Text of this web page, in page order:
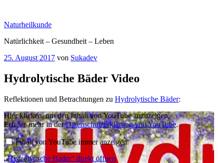
springen
Naturheilkunde
Natürlichkeit – Gesundheit – Leben
Veröffentlicht
25. August 2017 von Sukadev
Hydrolytische Bäder Video
Reflektionen und Betrachtungen zu Hydrolytische Bäder:
„Hydrolytische
Bäder“
von
YouTube
anzeigen
Hier klicken, um den Inhalt von YouTube anzuzeigen.
Erfahre mehr in derDatenschutzerklärung von YouTube.
Inhalt von YouTube immer anzeigen
„Hydrolytische Bäder“ direkt öffnen